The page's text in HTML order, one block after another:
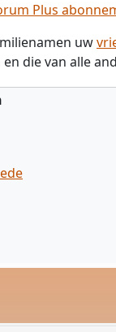
Plus
uw
die van alle